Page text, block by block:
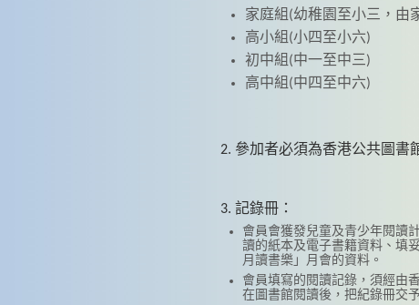
家庭組(幼稚園至小三，由
高小組(小四至小六)
初中組(中一至中三)
高中組(中四至中六)
2. 參加者必須為香港公共圖書
3. 記錄冊：
會員會獲發兒童及青少年閱讀
讀的紙本及電子書籍資料、填
月讀書樂」月會的資料。
會員填寫的閱讀記錄，須經由
在圖書館閱讀後，把紀錄冊交